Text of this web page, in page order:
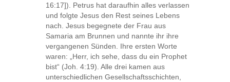
16:17]). Petrus hat daraufhin alles verlassen
und folgte Jesus den Rest seines Lebens
nach. Jesus begegnete der Frau aus
Samaria am Brunnen und nannte ihr ihre
vergangenen Sünden. Ihre ersten Worte
waren: „Herr, ich sehe, dass du ein Prophet
bist“ (Joh. 4:19). Alle drei kamen aus
unterschiedlichen Gesellschaftsschichten,